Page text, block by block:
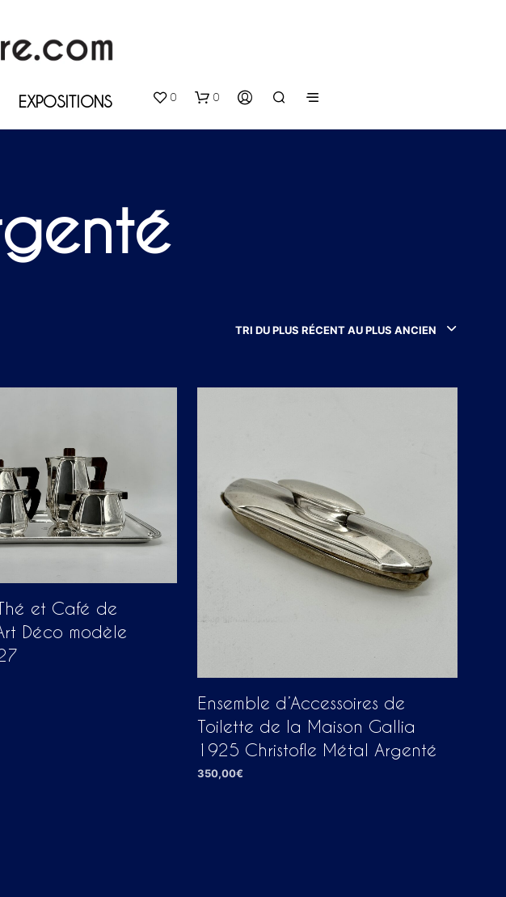
EXPOSITIONS 0 0
R
T
V
I
D
TRI DU PLUS RÉCENT AU PLUS ANCIEN
et Café de
Déco modèle
Ensemble d’Accessoires de
Toilette de la Maison Gallia
1925 Christofle Métal Argenté
350,00€